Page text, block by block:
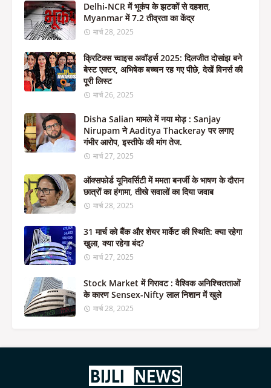
Delhi-NCR में भूकंप के झटकों से दहशत,
Myanmar में 7.2 तीव्रता का केंद्र
मार्च 28, 2025
क्रिटिक्स च्वाइस अवॉर्ड्स 2025: दिलजीत दोसांझ बने
बेस्ट एक्टर, अभिषेक बच्चन रह गए पीछे, देखें विनर्स की
पूरी लिस्ट
मार्च 26, 2025
Disha Salian मामले में नया मोड़ : Sanjay
Nirupam ने Aaditya Thackeray पर लगाए
गंभीर आरोप, इस्तीफे की मांग तेज.
मार्च 27, 2025
ऑक्सफोर्ड यूनिवर्सिटी में ममता बनर्जी के भाषण के दौरान
छात्रों का हंगामा, तीखे सवालों का दिया जवाब
मार्च 28, 2025
31 मार्च को बैंक और शेयर मार्केट की स्थिति: क्या रहेगा
खुला, क्या रहेगा बंद?
मार्च 27, 2025
Stock Market में गिरावट : वैश्विक अनिश्चितताओं
के कारण Sensex-Nifty लाल निशान में खुले
मार्च 28, 2025